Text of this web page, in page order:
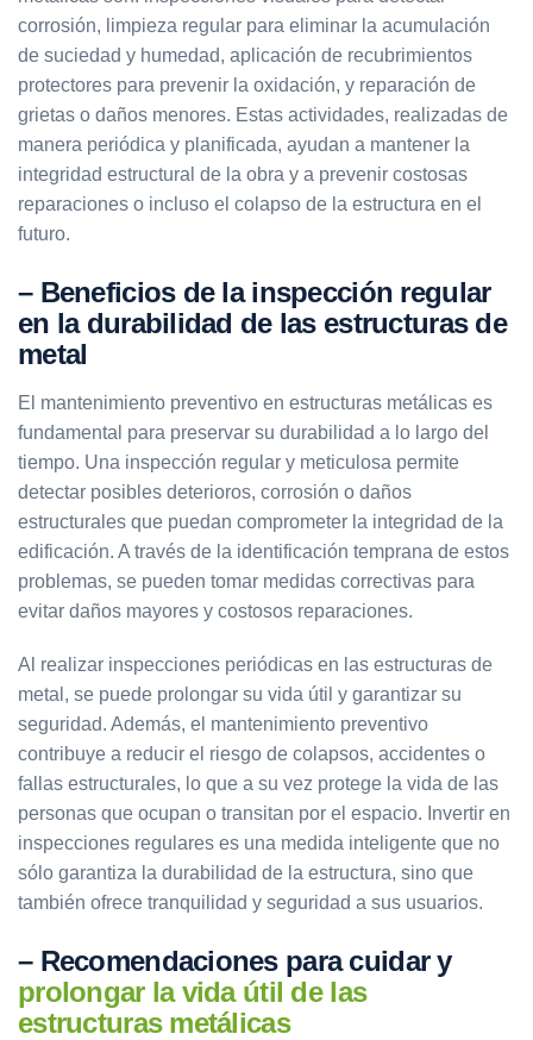
corrosión, limpieza regular para eliminar la acumulación
de suciedad y humedad, aplicación de recubrimientos
protectores para prevenir la oxidación, y reparación de
grietas o daños menores. Estas actividades, realizadas de
manera periódica y planificada, ayudan a mantener la
integridad estructural de la obra y a prevenir costosas
reparaciones o incluso el colapso de la estructura en el
futuro.
– Beneficios de la inspección regular
en la durabilidad de las estructuras de
metal
El mantenimiento preventivo en estructuras metálicas es
fundamental para preservar su durabilidad a lo largo del
tiempo. Una inspección regular y meticulosa permite
detectar posibles deterioros, corrosión o daños
estructurales que puedan comprometer la integridad de la
edificación. A través de la identificación temprana de estos
problemas, se pueden tomar medidas correctivas para
evitar daños mayores y costosos reparaciones.
Al realizar inspecciones periódicas en las estructuras de
metal, se puede prolongar su vida útil y garantizar su
seguridad. Además, el mantenimiento preventivo
contribuye a reducir el riesgo de colapsos, accidentes o
fallas estructurales, lo que a su vez protege la vida de las
personas que ocupan o transitan por el espacio. Invertir en
inspecciones regulares es una medida inteligente que no
sólo garantiza la durabilidad de la estructura, sino que
también ofrece tranquilidad y seguridad a sus usuarios.
– Recomendaciones para cuidar y
prolongar la vida útil de las
estructuras metálicas